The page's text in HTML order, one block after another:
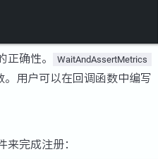
正确性。 WaitAndAssertMetrics
用户可以在回调函数中编写
来完成注册：